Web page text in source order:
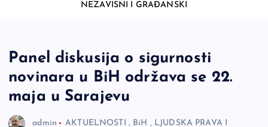
NEZAVISNI I GRAĐANSKI
Panel diskusija o sigurnosti
novinara u BiH održava se 22.
maja u Sarajevu
admin AKTUELNOSTI , BiH , LJUDSKA PRAVA I